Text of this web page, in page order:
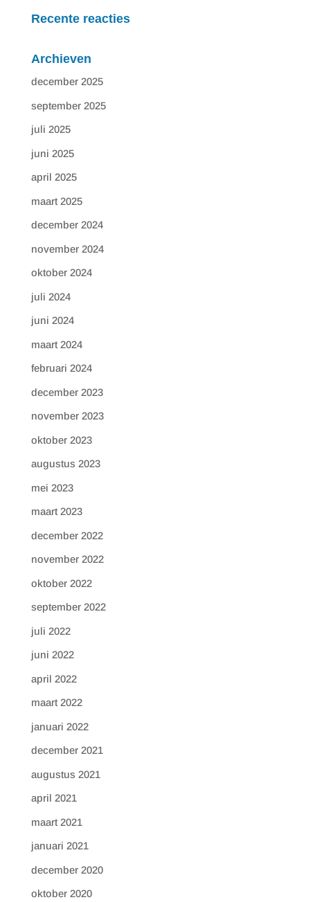
Recente reacties
Archieven
december 2025
september 2025
juli 2025
juni 2025
april 2025
maart 2025
december 2024
november 2024
oktober 2024
juli 2024
juni 2024
maart 2024
februari 2024
december 2023
november 2023
oktober 2023
augustus 2023
mei 2023
maart 2023
december 2022
november 2022
oktober 2022
september 2022
juli 2022
juni 2022
april 2022
maart 2022
januari 2022
december 2021
augustus 2021
april 2021
maart 2021
januari 2021
december 2020
oktober 2020